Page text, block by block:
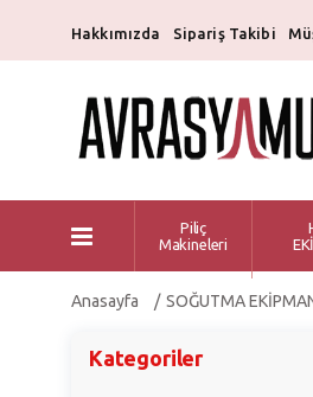
Hakkımızda Sipariş Takibi
Piliç
Makineleri
Anasayfa SOĞUTMA
Kategoriler